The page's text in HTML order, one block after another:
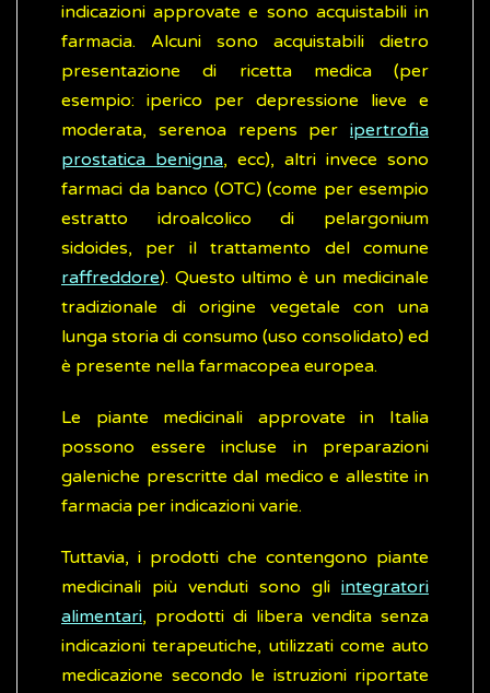
indicazioni approvate e sono acquistabili in
farmacia. Alcuni sono acquistabili dietro
presentazione di ricetta medica (per
esempio: iperico per depressione lieve e
moderata, serenoa repens per ipertrofia
prostatica benigna, ecc), altri invece sono
farmaci da banco (OTC) (come per esempio
estratto idroalcolico di pelargonium
sidoides, per il trattamento del comune
raffreddore). Questo ultimo è un medicinale
tradizionale di origine vegetale con una
lunga storia di consumo (uso consolidato) ed
è presente nella farmacopea europea.
Le piante medicinali approvate in Italia
possono essere incluse in preparazioni
galeniche prescritte dal medico e allestite in
farmacia per indicazioni varie.
Tuttavia, i prodotti che contengono piante
medicinali più venduti sono gli integratori
alimentari, prodotti di libera vendita senza
indicazioni terapeutiche, utilizzati come auto
medicazione secondo le istruzioni riportate